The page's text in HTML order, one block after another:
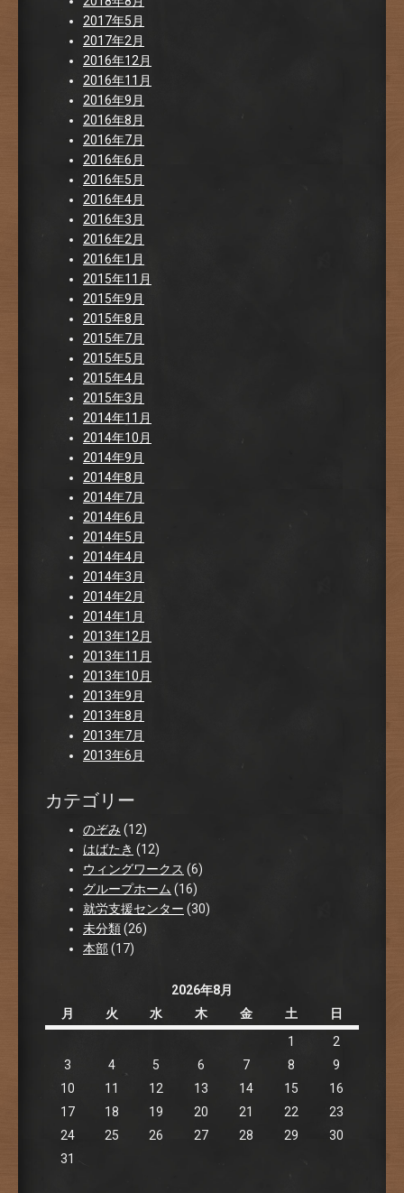
2017年5月
2017年2月
2016年12月
2016年11月
2016年9月
2016年8月
2016年7月
2016年6月
2016年5月
2016年4月
2016年3月
2016年2月
2016年1月
2015年11月
2015年9月
2015年8月
2015年7月
2015年5月
2015年4月
2015年3月
2014年11月
2014年10月
2014年9月
2014年8月
2014年7月
2014年6月
2014年5月
2014年4月
2014年3月
2014年2月
2014年1月
2013年12月
2013年11月
2013年10月
2013年9月
2013年8月
2013年7月
2013年6月
カテゴリー
のぞみ (12)
はばたき (12)
ウィングワークス (6)
グループホーム (16)
就労支援センター (30)
未分類(26)
本部 (17)
2026年8月
月
火 水 木 金 土
日
1
2
3
4 5 6 7 8
9
10
11 12 13 14 15
16
17
18 19 20 21 22
23
24
25 26 27 28 29
30
31